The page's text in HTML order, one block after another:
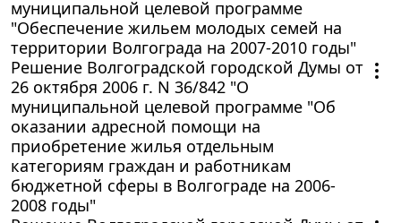
муниципальной целевой программе
"Обеспечение жильем молодых семей на
территории Волгограда на 2007-2010 годы"
Решение Волгоградской городской Думы от
26 октября 2006 г. N 36/842 "О
муниципальной целевой программе "Об
оказании адресной помощи на
приобретение жилья отдельным
категориям граждан и работникам
бюджетной сферы в Волгограде на 2006-
2008 годы"